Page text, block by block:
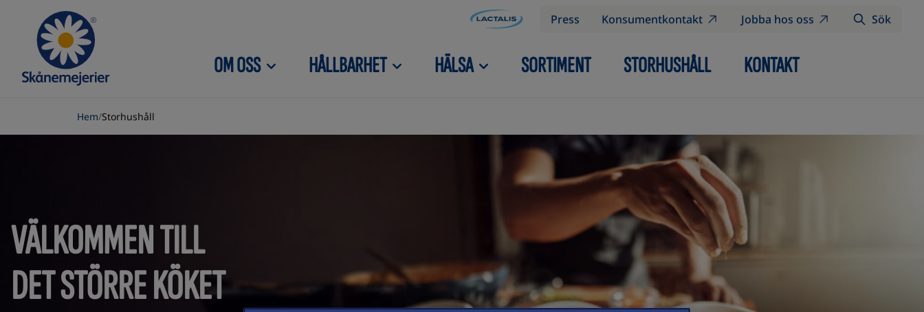
Skip to content
Press Konsumentkontakt Jobba hos oss Sök
OM OSS HÅLLBARHET HÄLSA SORTIMENT STORHUSHÅLL KONTAKT
Hem/Storhushåll
VÄLKOMMEN TILL
DET STÖRRE KÖKET